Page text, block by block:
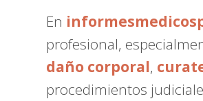
En
profesional,
daño corporal,
procedimientos